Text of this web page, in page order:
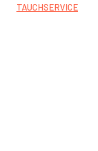
TAUCHSERVICE